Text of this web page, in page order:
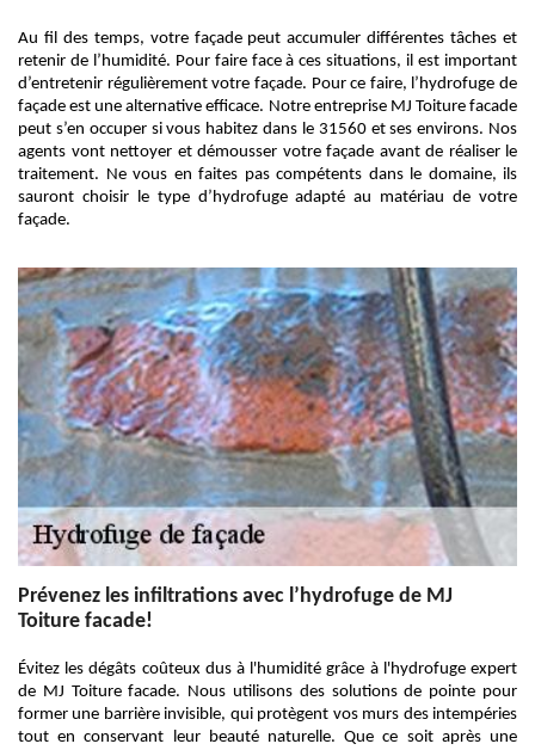
Au fil des temps, votre façade peut accumuler différentes tâches et
retenir de l’humidité. Pour faire face à ces situations, il est important
d’entretenir régulièrement votre façade. Pour ce faire, l’hydrofuge de
façade est une alternative efficace. Notre entreprise MJ Toiture facade
peut s’en occuper si vous habitez dans le 31560 et ses environs. Nos
agents vont nettoyer et démousser votre façade avant de réaliser le
traitement. Ne vous en faites pas compétents dans le domaine, ils
sauront choisir le type d’hydrofuge adapté au matériau de votre
façade.
Prévenez les infiltrations avec l’hydrofuge de MJ
Toiture facade!
Évitez les dégâts coûteux dus à l'humidité grâce à l'hydrofuge expert
de MJ Toiture facade. Nous utilisons des solutions de pointe pour
former une barrière invisible, qui protègent vos murs des intempéries
tout en conservant leur beauté naturelle. Que ce soit après une